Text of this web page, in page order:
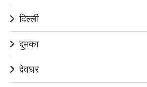
दिल्ली
दुमका
देवघर